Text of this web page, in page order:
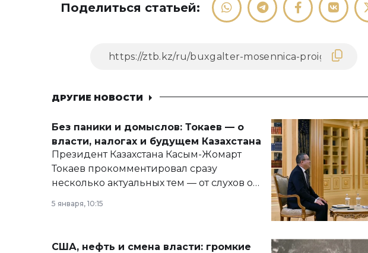
Поделиться статьей:
ДРУГИЕ НОВОСТИ
Без паники и домыслов: Токаев — о
власти, налогах и будущем Казахстана
Президент Казахстана Касым-Жомарт
Токаев прокомментировал сразу
несколько актуальных тем — от слухов о
армии, экономики и личного здоровья.
5 января, 10:15
США, нефть и смена власти: громкие